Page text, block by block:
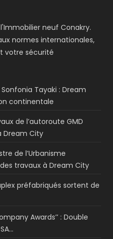
neuf Conakry.
normes internationales,
votre sécurité
Tayaki : Dream
continentale
de l’autoroute GMD
Dream City
de l’Urbanisme
travaux à Dream City
préfabriqués sortent de
Awards’’ : Double